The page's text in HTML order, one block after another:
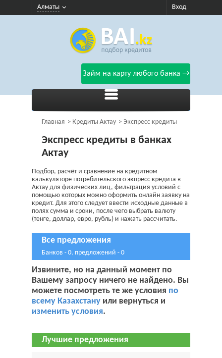
Алматы Вход
Займ на карту любого банка →
Главная Кредиты Актау Экспресс кредиты
Экспресс кредиты в банках
Актау
Подбор, расчёт и сравнение на кредитном
калькуляторе потребительского экпресс кредита в
Актау для физических лиц, фильтрация условий с
помощью которых можно оформить онлайн заявку на
кредит. Для этого следует ввести исходные данные в
полях сумма и сроки, после чего выбрать валюту
(тенге, доллар, евро, рубль) и нажать рассчитать.
Все предложения
Банков - 0, предложений - 0
Извините, но на данный момент по
Вашему запросу ничего не найдено. Вы
можете посмотреть те же условия по
всему Казахстану или вернуться и
изменить условия.
Лучшие предложения